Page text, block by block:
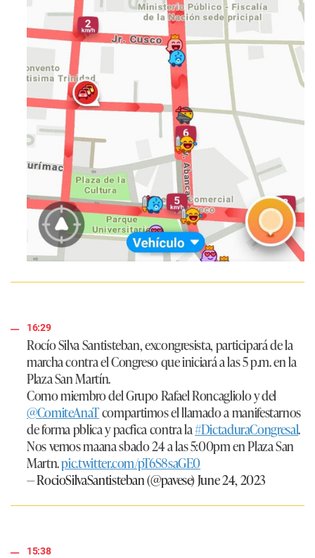
16:29
Rocío Silva Santisteban, excongresista, participará de la
marcha contra el Congreso que iniciará a las 5 p.m. en la
Plaza San Martín.
Como miembro del Grupo Rafael Roncagliolo y del
@ComiteAnaTcompartimos el llamado a manifestarnos
de forma pblica y pacfica contra la#DictaduraCongresal.
Nos vemos maana sbado 24 a las 5:00pm en Plaza San
Martn.pic.twitter.com/pT6S8saGE0
— RocioSilvaSantisteban (@pavese)June 24, 2023
15:38